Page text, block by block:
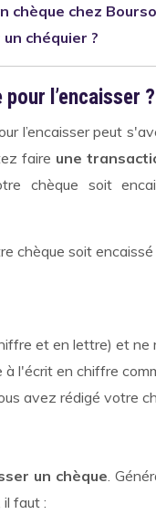
chèque chez
chéquier ?
l’encaisser ?
l’encaisser peut
faire une
chèque soit
chèque soit
et en lettre) et ne
l'écrit en chiffre
avez rédigé votre
un chèque .
faut :